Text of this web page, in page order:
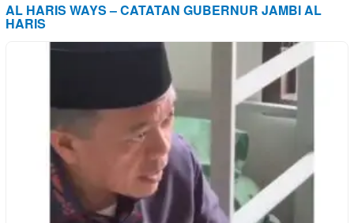
AL HARIS WAYS – CATATAN GUBERNUR JAMBI AL
HARIS